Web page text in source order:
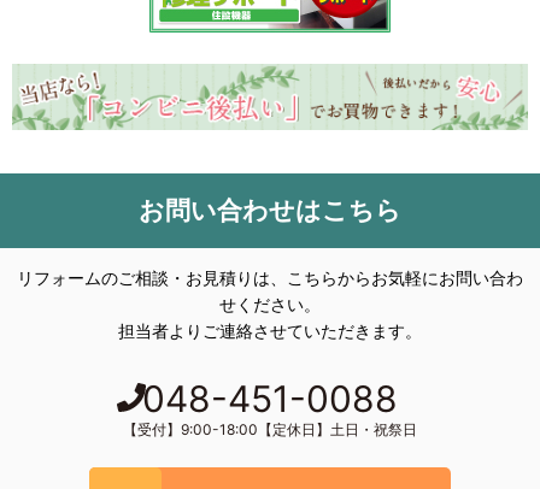
お問い合わせはこちら
リフォームのご相談・お見積りは、こちらからお気軽にお問い合わ
せください。
担当者よりご連絡させていただきます。
048-451-0088
【受付】9:00-18:00【定休日】土日・祝祭日